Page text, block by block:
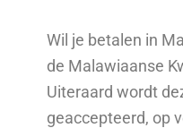
Wil je betalen in
de Malawiaanse
Uiteraard wordt
geaccepteerd, op